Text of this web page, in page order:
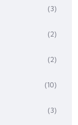
(3)
(2)
(2)
(10)
(3)